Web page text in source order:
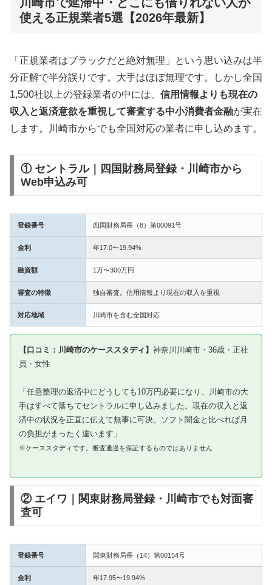
使える正規業者5選【2026年最新】
「正規業者はブラックだと絶対無理」という思い込みは半
分正解で半分誤りです。大手はほぼ無理です。しかし全国
1,500社以上の登録業者の中には、 信用情報よりも現在の
収入と返済意欲を重視して審査する中小消費者金融が実在
します。川崎市からでも全国対応の業者に申し込めます。
① セントラル｜四国財務局登録・川崎市から
Web申込み可
登録番号 四国財務局長（8）第00091号
金利 年17.0〜19.94%
融資額 1万〜300万円
審査の特徴 独自審査。信用情報より現在の収入を重視
対応地域 川崎市を含む全国対応
【口コミ：川崎市のケーススタディ】 神奈川川崎市・36歳・正社
員・女性
「任意整理の返済中にどうしても10万円必要になり、川崎市の大
手はすべて落ちてセントラルに申し込みました。現在の収入と返
済中の状況を正直に伝えて無事に可決。ソフト闇金と比べれば月
の負担がまったく違います」
※ケーススタディです。審査通過を保証するものではありません
② エイワ｜関東財務局登録・川崎市でも対面審
査可
登録番号 関東財務局長（14）第00154号
金利 年17.95〜19.94%